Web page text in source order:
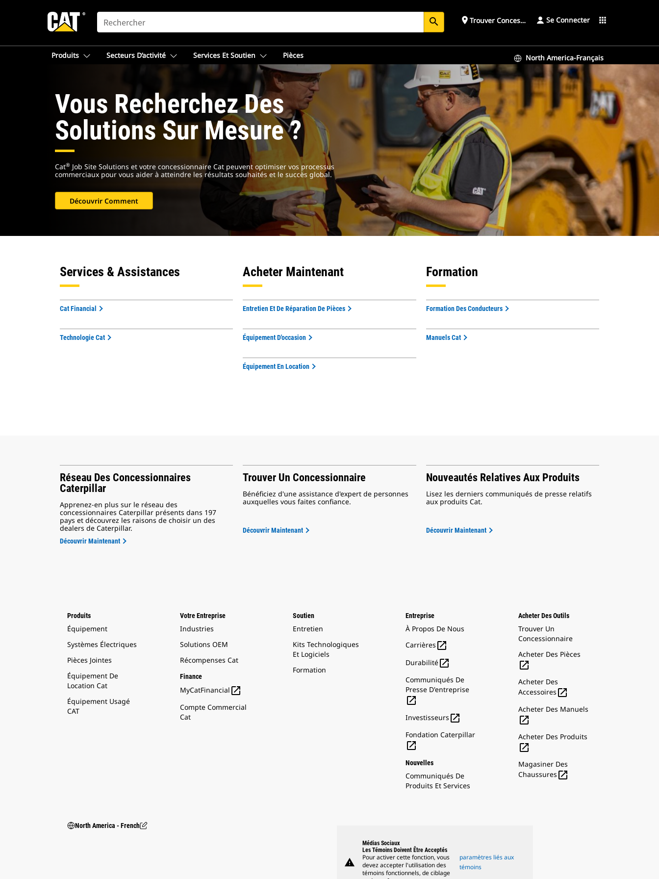
SEARCH search place Trouver ConcessionnaireSe Connecter apps
Produits Secteurs D’activité Services Et Soutien Pièces North America-Français
Vous Recherchez Des
Solutions Sur Mesure ?
Cat® Job Site Solutions et votre concessionnaire Cat peuvent optimiser vos processus
commerciaux pour vous aider à atteindre les résultats souhaités et le succès global.
Découvrir Comment
Services & Assistances
Cat Financial
Technologie Cat
Acheter Maintenant
Entretien Et De Réparation De Pièces
Équipement D'occasion
Équipement En Location
Formation
Formation Des Conducteurs
Manuels Cat
Réseau Des Concessionnaires
Caterpillar
Apprenez-en plus sur le réseau des
concessionnaires Caterpillar présents dans 197
pays et découvrez les raisons de choisir un des
dealers de Caterpillar.
Découvrir Maintenant
Trouver Un Concessionnaire
Bénéficiez d'une assistance d'expert de personnes
auxquelles vous faites confiance.
Découvrir Maintenant
Nouveautés Relatives Aux Produits
Lisez les derniers communiqués de presse relatifs
aux produits Cat.
Découvrir Maintenant
Produits
Équipement
Systèmes Électriques
Pièces Jointes
Équipement De
Location Cat
Équipement Usagé
CAT
Votre Entreprise
Industries
Solutions OEM
Récompenses Cat
Finance
MyCatFinancial 
Compte Commercial
Cat
Soutien
Entretien
Kits Technologiques
Et Logiciels
Formation
Entreprise
À Propos De Nous
Carrières 
Durabilité
Communiqués De
Presse D'entreprise

Investisseurs 
Fondation Caterpillar

Nouvelles
Communiqués De
Produits Et Services
Acheter Des Outils
Trouver Un
Concessionnaire
Acheter Des Pièces

Acheter Des
Accessoires 
Acheter Des Manuels

Acheter Des Produits

Magasiner Des
Chaussures 
North America - French
warning
Médias Sociaux
Les Témoins Doivent Être Acceptés
Pour activer cette fonction, vous
devez accepter l'utilisation des
témoins fonctionnels, de ciblage
paramètres liés aux
témoins